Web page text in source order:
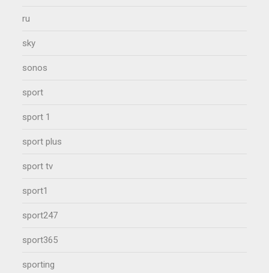
ru
sky
sonos
sport
sport 1
sport plus
sport tv
sport1
sport247
sport365
sporting